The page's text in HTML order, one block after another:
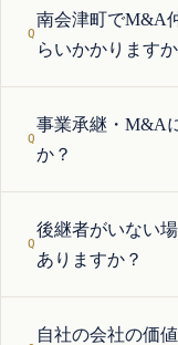
南会津町でM&A
らいかかりますか
事業承継・M&A
か？
後継者がいない
ありますか？
自社の会社の価